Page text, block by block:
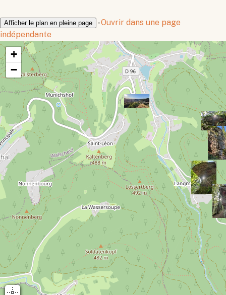
Afficher le plan en pleine page -Ouvrir dans une page
indépendante